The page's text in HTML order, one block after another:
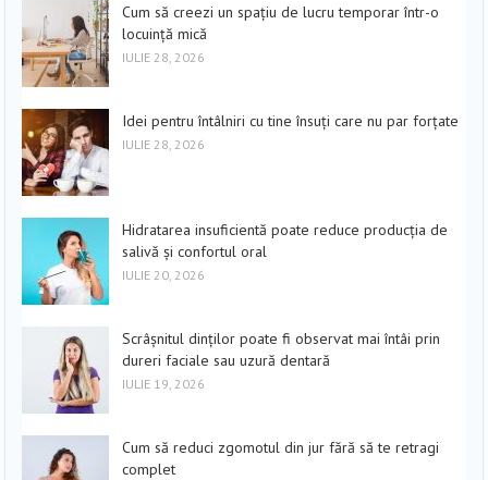
Cum să creezi un spațiu de lucru temporar într-o
locuință mică
IULIE 28, 2026
Idei pentru întâlniri cu tine însuți care nu par forțate
IULIE 28, 2026
Hidratarea insuficientă poate reduce producția de
salivă și confortul oral
IULIE 20, 2026
Scrâșnitul dinților poate fi observat mai întâi prin
dureri faciale sau uzură dentară
IULIE 19, 2026
Cum să reduci zgomotul din jur fără să te retragi
complet